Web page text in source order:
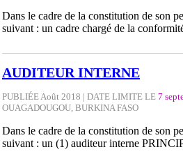
Dans le cadre de la constitution de son
suivant : un cadre chargé de la
AUDITEUR INTERNE
PUBLIÉE Août 2018 | DATE LIMITE LE 7
OUAGADOUGOU, BURKINA FASO
Dans le cadre de la constitution de son
suivant : un (1) auditeur interne